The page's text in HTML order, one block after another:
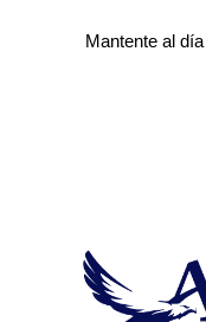
Mantente al